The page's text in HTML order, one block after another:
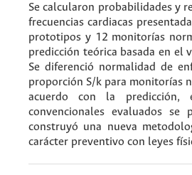
Se calcularon probabilidades y
frecuencias cardiacas
prototipos y 12 monitorías
predicción teórica basada en el
Se diferenció normalidad de
proporción S/k para monitorías
acuerdo con la predicción,
convencionales evaluados se
construyó una nueva
carácter preventivo con leyes